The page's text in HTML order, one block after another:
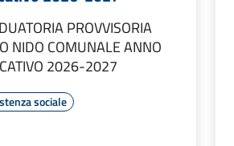
PROVVISORIA
NIDO COMUNALE ANNO
2026-2027
sociale